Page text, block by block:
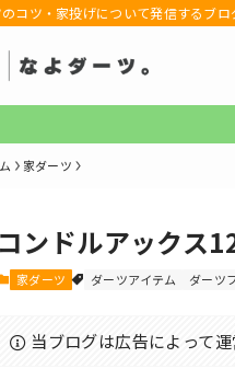
コツ・家投げについて発信するブロ
家ダーツ
コンドルアックス
家ダーツ ダーツアイテム ダーツ
当ブログは広告によって運